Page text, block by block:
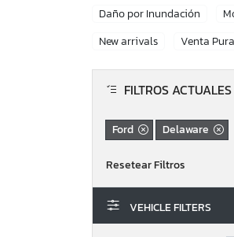
Daño por Inundación
New arrivals
Venta Pura
FILTROS ACTUALES
Ford Delaware
VEHICLE FILTERS